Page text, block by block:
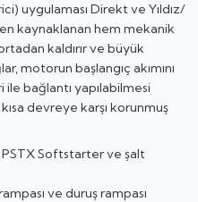
uygulaması Direkt ve Yıldız/
kaynaklanan hem mekanik
kaldırır ve büyük
motorun başlangıç akımını
bağlantı yapılabilmesi
devreye karşı korunmuş
Softstarter ve şalt
ve duruş rampası